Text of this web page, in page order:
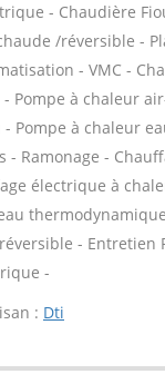
- Chaudière
/réversible -
- VMC -
Pompe à chaleur
Pompe à chaleur
- Ramonage -
électrique à
- Entretien
-
: Dti